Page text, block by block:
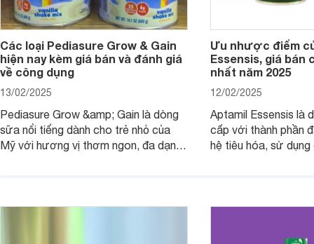
Các loại Pediasure Grow & Gain
hiện nay kèm giá bán và đánh giá
về công dụng
13/02/2025
Pediasure Grow &amp; Gain là dòng
sữa nổi tiếng dành cho trẻ nhỏ của
Mỹ với hương vị thơm ngon, đa dạng
Pediasure Grow &amp; Gain hiện nay
Ưu nhược điểm
Essensis, giá bán
nhất năm 2025
12/02/2025
Aptamil Essensis là
cấp với thành phần
hệ tiêu hóa, sử
cùng Websosanh.vn